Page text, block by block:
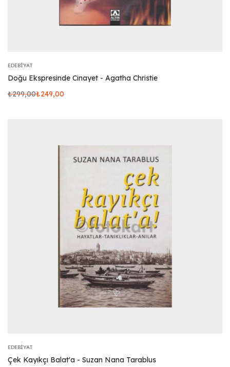
EDEBIYAT
Doğu Ekspresinde Cinayet - Agatha Christie
₺299,00₺249,00
EDEBIYAT
Çek Kayıkçı Balat'a - Suzan Nana Tarablus